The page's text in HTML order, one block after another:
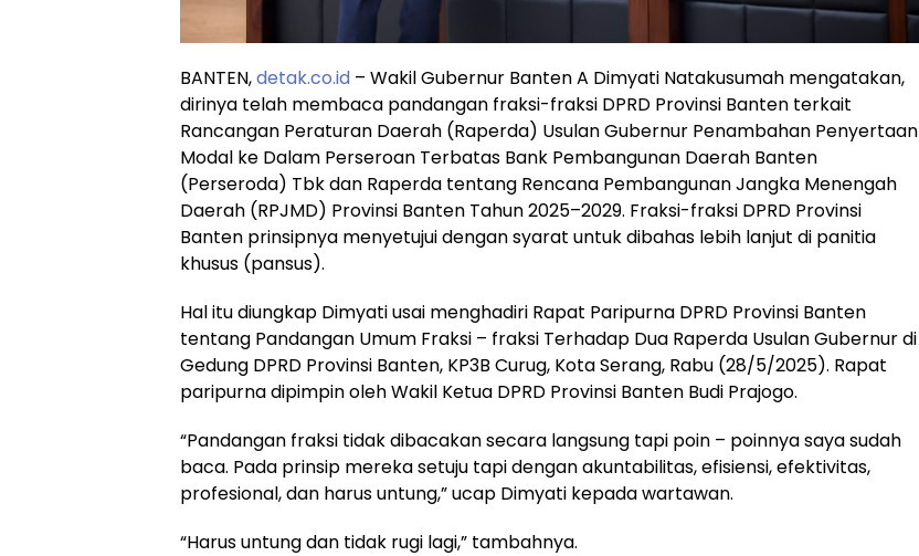
BANTEN,detak.co.id – Wakil Gubernur Banten A Dimyati Natakusumah mengatakan,
dirinya telah membaca pandangan fraksi-fraksi DPRD Provinsi Banten terkait
Rancangan Peraturan Daerah (Raperda) Usulan Gubernur Penambahan Penyertaan
Modal ke Dalam Perseroan Terbatas Bank Pembangunan Daerah Banten
(Perseroda) Tbk dan Raperda tentang Rencana Pembangunan Jangka Menengah
Daerah (RPJMD) Provinsi Banten Tahun 2025–2029. Fraksi-fraksi DPRD Provinsi
Banten prinsipnya menyetujui dengan syarat untuk dibahas lebih lanjut di panitia
khusus (pansus).
Hal itu diungkap Dimyati usai menghadiri Rapat Paripurna DPRD Provinsi Banten
tentang Pandangan Umum Fraksi – fraksi Terhadap Dua Raperda Usulan Gubernur di
Gedung DPRD Provinsi Banten, KP3B Curug, Kota Serang, Rabu (28/5/2025). Rapat
paripurna dipimpin oleh Wakil Ketua DPRD Provinsi Banten Budi Prajogo.
“Pandangan fraksi tidak dibacakan secara langsung tapi poin – poinnya saya sudah
baca. Pada prinsip mereka setuju tapi dengan akuntabilitas, efisiensi, efektivitas,
profesional, dan harus untung,” ucap Dimyati kepada wartawan.
“Harus untung dan tidak rugi lagi,” tambahnya.